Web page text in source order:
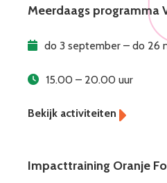
Meerdaags programma
do 3 september – do 26
15.00 – 20.00 uur
Impacttraining Oranje